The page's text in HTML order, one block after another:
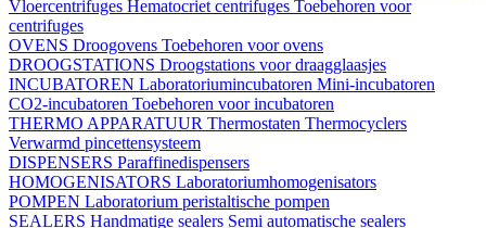
Vloercentrifuges Hematocriet centrifuges Toebehoren voor
centrifuges
OVENS Droogovens Toebehoren voor ovens
DROOGSTATIONS Droogstations voor draagglaasjes
INCUBATOREN Laboratoriumincubatoren Mini-incubatoren
CO2-incubatoren Toebehoren voor incubatoren
THERMO APPARATUUR Thermostaten Thermocyclers
Verwarmd pincettensysteem
DISPENSERS Paraffinedispensers
HOMOGENISATORS Laboratoriumhomogenisators
POMPEN Laboratorium peristaltische pompen
SEALERS Handmatige sealers Semi automatische sealers